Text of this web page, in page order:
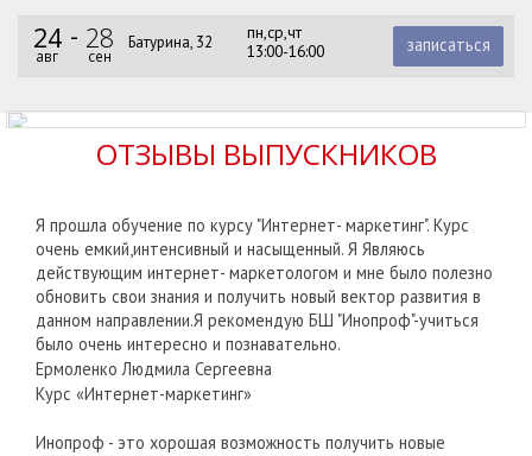
24
авг
28
сен
Батурина, 32
пн,ср,чт
13:00-16:00
записаться
ОТЗЫВЫ ВЫПУСКНИКОВ
Я прошла обучение по курсу "Интернет- маркетинг". Курс
очень емкий,интенсивный и насыщенный. Я Являюсь
действующим интернет- маркетологом и мне было полезно
обновить свои знания и получить новый вектор развития в
данном направлении.Я рекомендую БШ "Инопроф"-учиться
было очень интересно и познавательно.
Ермоленко Людмила Сергеевна
Курс «Интернет-маркетинг»
Инопроф - это хорошая возможность получить новые